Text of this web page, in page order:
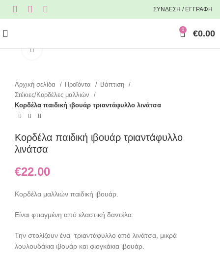
ΣΥΝΔΕΣΗ / ΕΓΓΡΑΦΗ
0 €0.00
Αρχική σελίδα Προϊόντα
Βάπτιση
Στέκιες/Κορδέλες μαλλιών
Κορδέλα παιδική ιβουάρ τριαντάφυλλο λινάτσα
Κορδέλα παιδική ιβουάρ τριαντάφυλλο
λινάτσα
€22.00
Κορδέλα μαλλιών παιδική ιβουάρ.
Είναι φτιαγμένη από ελαστική δαντέλα.
Την στολίζουν ένα τριαντάφυλλο από λινάτσα, μικρά
λουλουδάκια ιβουάρ και φιογκάκια ιβουάρ.